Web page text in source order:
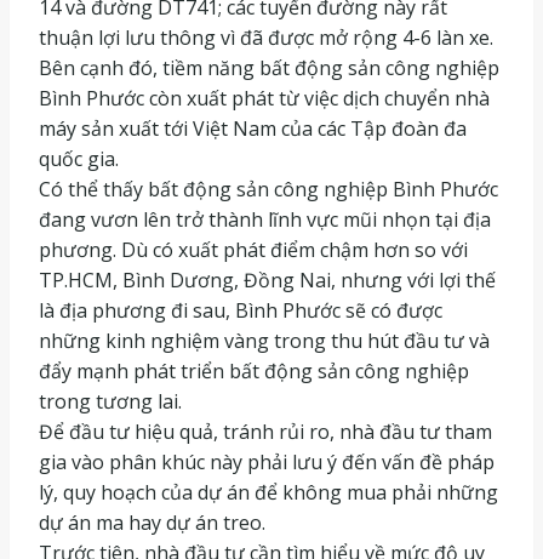
14 và đường DT741; các tuyến đường này rất
thuận lợi lưu thông vì đã được mở rộng 4-6 làn xe.
Bên cạnh đó, tiềm năng bất động sản công nghiệp
Bình Phước còn xuất phát từ việc dịch chuyển nhà
máy sản xuất tới Việt Nam của các Tập đoàn đa
quốc gia.
Có thể thấy bất động sản công nghiệp Bình Phước
đang vươn lên trở thành lĩnh vực mũi nhọn tại địa
phương. Dù có xuất phát điểm chậm hơn so với
TP.HCM, Bình Dương, Đồng Nai, nhưng với lợi thế
là địa phương đi sau, Bình Phước sẽ có được
những kinh nghiệm vàng trong thu hút đầu tư và
đẩy mạnh phát triển bất động sản công nghiệp
trong tương lai.
Để đầu tư hiệu quả, tránh rủi ro, nhà đầu tư tham
gia vào phân khúc này phải lưu ý đến vấn đề pháp
lý, quy hoạch của dự án để không mua phải những
dự án ma hay dự án treo.
Trước tiên, nhà đầu tư cần tìm hiểu về mức độ uy